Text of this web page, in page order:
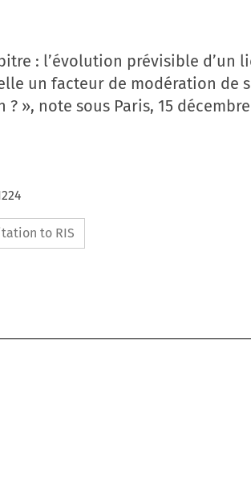
: l’évolution prévisible d’un
un facteur de modération de
», note sous Paris, 15 décembre
to RIS